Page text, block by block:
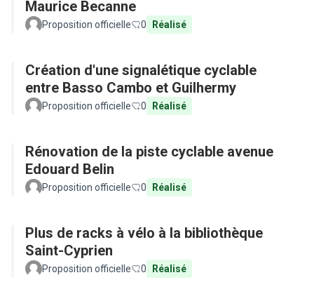
Maurice Becanne
Proposition officielle 0 Réalisé
Création d'une signalétique cyclable
entre Basso Cambo et Guilhermy
Proposition officielle 0 Réalisé
Rénovation de la piste cyclable avenue
Edouard Belin
Proposition officielle 0 Réalisé
Plus de racks à vélo à la bibliothèque
Saint-Cyprien
Proposition officielle 0 Réalisé